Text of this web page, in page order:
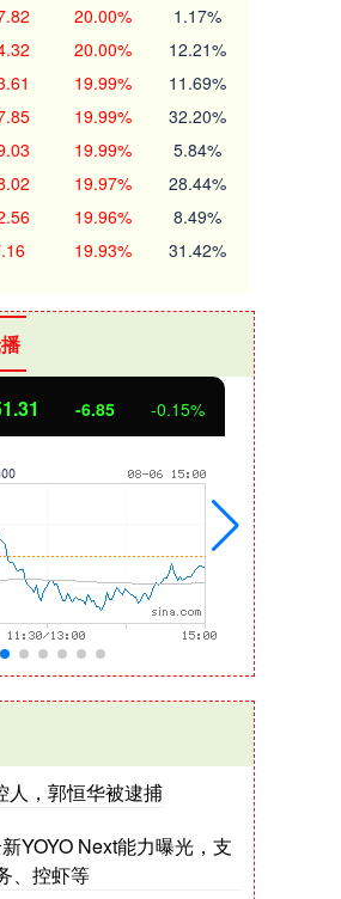
20.00% 1.17%
20.00% 12.21%
19.99% 11.69%
19.99% 32.20%
19.99% 5.84%
19.97% 28.44%
19.96% 8.49%
19.93% 31.42%
3.42 0.30%
人，郭恒华被逮捕
YOYO Next能力曝光，支
、控虾等